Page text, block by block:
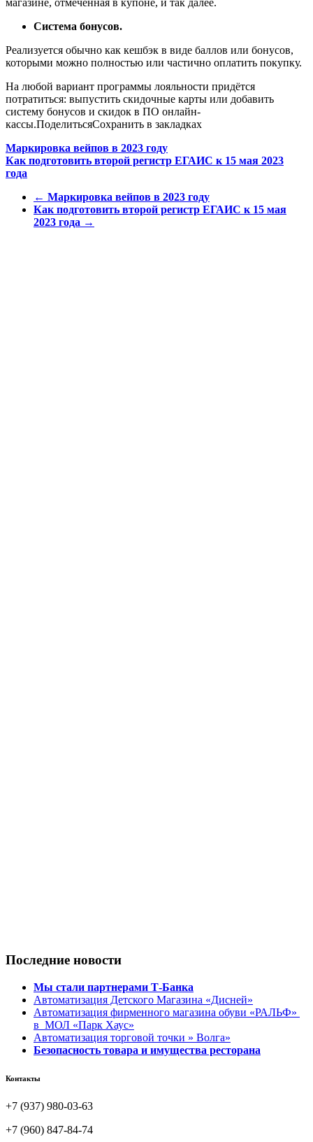
магазине, отмеченная в купоне, и так далее.
Система бонусов.
Реализуется обычно как кешбэк в виде баллов или бонусов,
которыми можно полностью или частично оплатить покупку.
На любой вариант программы лояльности придётся
потратиться: выпустить скидочные карты или добавить
систему бонусов и скидок в ПО онлайн-
кассы.ПоделитьсяСохранить в закладках
Навигация
по
записям
Маркировка вейпов в 2023 году
Как подготовить второй регистр ЕГАИС к 15 мая 2023
года
← Маркировка вейпов в 2023 году
Как подготовить второй регистр ЕГАИС к 15 мая
2023 года →
Последние новости
Мы стали партнерами Т-Банка
Автоматизация Детского Магазина «Дисней»
Автоматизация фирменного магазина обуви «РАЛЬФ»
в МОЛ «Парк Хаус»
Автоматизация торговой точки » Волга»
Безопасность товара и имущества ресторана
Контакты
+7 (937) 980-03-63
+7 (960) 847-84-74